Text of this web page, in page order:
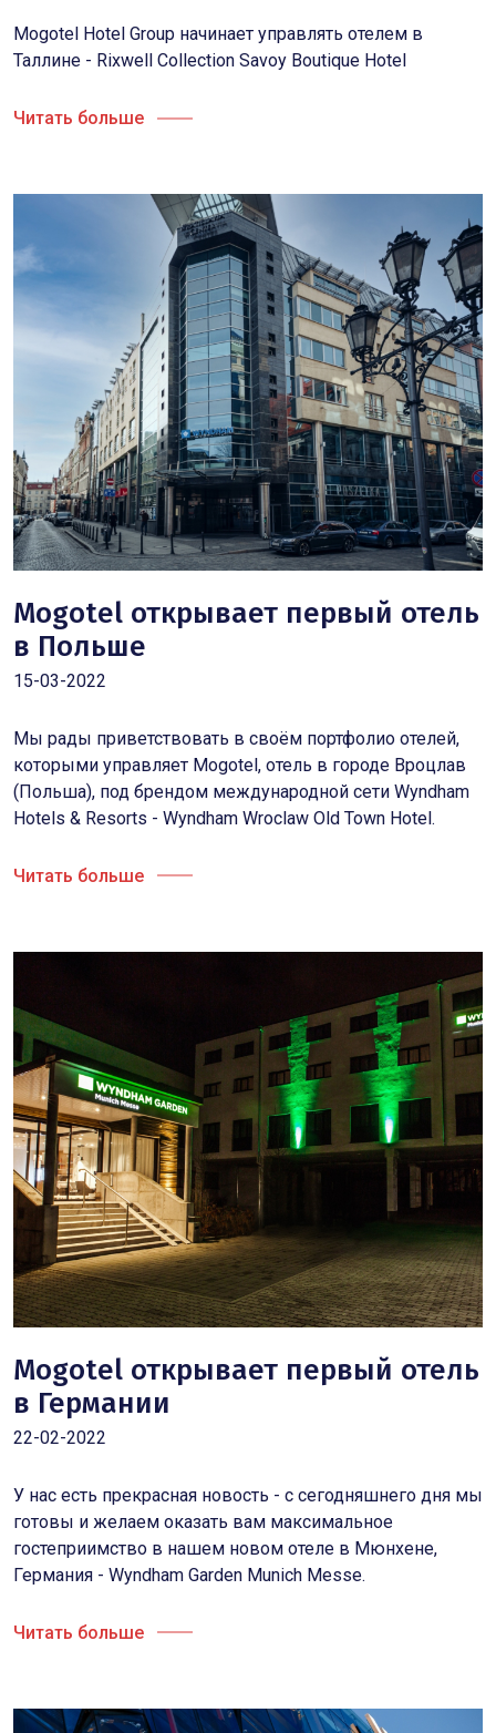
Mogotel Hotel Group начинает управлять отелем в
Таллине - Rixwell Collection Savoy Boutique Hotel
Читать больше
Mogotel открывает первый отель
в Польше
15-03-2022
Мы рады приветствовать в своём портфолио отелей,
которыми управляет Mogotel, отель в городе Вроцлав
(Польша), под брендом международной сети Wyndham
Hotels & Resorts - Wyndham Wroclaw Old Town Hotel.
Читать больше
Mogotel открывает первый отель
в Германии
22-02-2022
У нас есть прекрасная новость - с сегодняшнего дня мы
готовы и желаем оказать вам максимальное
гостеприимство в нашем новом отеле в Мюнхене,
Германия - Wyndham Garden Munich Messe.
Читать больше